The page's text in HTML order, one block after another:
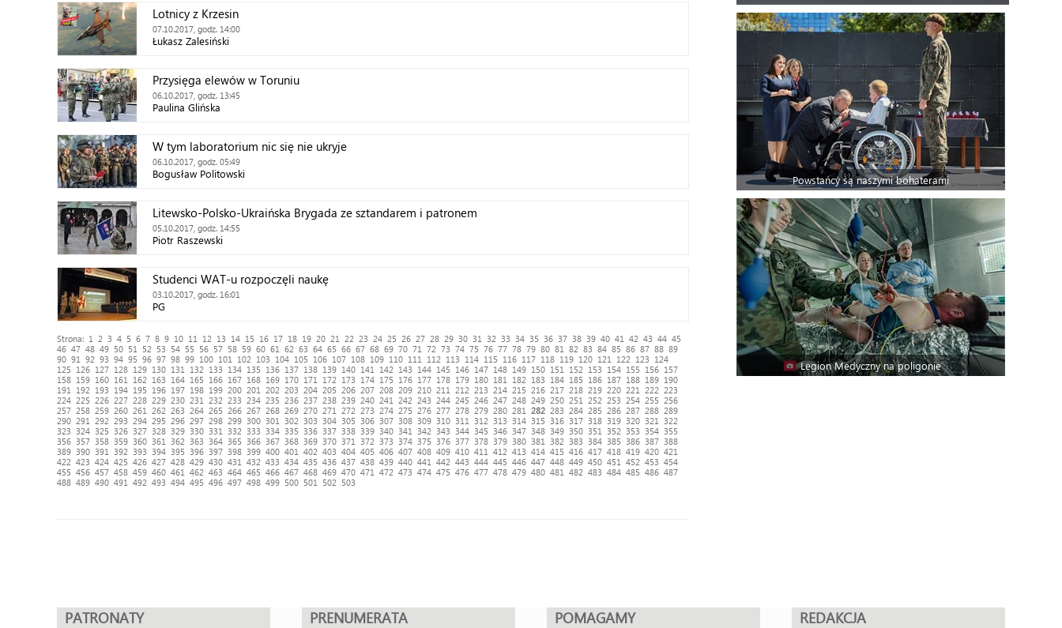
Lotnicy z Krzesin
07.10.2017, godz. 14:00
Łukasz Zalesiński
Przysięga elewów w Toruniu
06.10.2017, godz. 13:45
Paulina Glińska
W tym laboratorium nic się nie ukryje
06.10.2017, godz. 05:49
Bogusław Politowski
Litewsko-Polsko-Ukraińska Brygada ze sztandarem i patronem
05.10.2017, godz. 14:55
Piotr Raszewski
Studenci WAT-u rozpoczęli naukę
03.10.2017, godz. 16:01
PG
Strona: 1 2 3 4 5 6 7 8 9 10 11 12 13 14 15 16 17 18 19 20 21 22 23 24 25 26 27 28 29 30 31 32 33 34 35 36 37 38 39 40 41 42 43 44 45
46 47 48 49 50 51 52 53 54 55 56 57 58 59 60 61 62 63 64 65 66 67 68 69 70 71 72 73 74 75 76 77 78 79 80 81 82 83 84 85 86 87 88 89
90 91 92 93 94 95 96 97 98 99 100 101 102 103 104 105 106 107 108 109 110 111 112 113 114 115 116 117 118 119 120 121 122 123
124
125
126 127 128 129 130 131 132 133 134 135 136 137 138 139 140 141 142 143 144 145 146 147 148 149 150 151 152 153 154 155 156 157
158 159 160 161 162 163 164 165 166 167 168 169 170 171 172 173 174 175 176 177 178 179 180 181 182 183 184 185 186 187 188 189 190
191
192 193 194 195 196 197 198 199 200 201 202 203 204 205 206 207 208 209 210 211 212 213 214 215 216 217 218 219 220 221 222
223
224 225 226 227 228 229 230 231 232 233 234 235 236 237 238 239 240 241 242 243 244 245 246 247 248 249 250 251 252 253 254 255
256
257 258 259 260 261 262 263 264 265 266 267 268 269 270 271 272 273 274 275 276 277 278 279 280 281 282 283 284 285 286 287 288 289
290 291 292 293 294 295 296 297 298 299 300 301 302 303 304 305 306 307 308 309 310 311 312 313 314 315 316 317 318 319 320 321
322
323
324 325 326 327 328 329 330 331 332 333 334 335 336 337 338 339 340 341 342 343 344 345 346 347 348 349 350 351 352 353 354 355
356 357 358 359 360 361 362 363 364 365 366 367 368 369 370 371 372 373 374 375 376 377 378 379 380 381 382 383 384 385 386 387 388
389 390 391 392 393 394 395 396 397 398 399 400 401 402 403 404 405 406 407 408 409 410 411 412 413 414 415 416 417 418 419 420 421
422 423 424 425 426 427 428 429 430 431 432 433 434 435 436 437 438 439 440 441 442 443 444 445 446 447 448 449 450 451 452 453 454
455 456 457 458 459 460 461 462 463 464 465 466 467 468 469 470 471 472 473 474 475 476 477 478 479 480 481 482 483 484 485 486 487
488 489 490 491 492 493 494 495 496 497 498 499 500 501 502 503
Powstańcy są naszymi bohaterami
Legion Medyczny na poligonie
PATRONATY PRENUMERATA POMAGAMY REDAKCJA